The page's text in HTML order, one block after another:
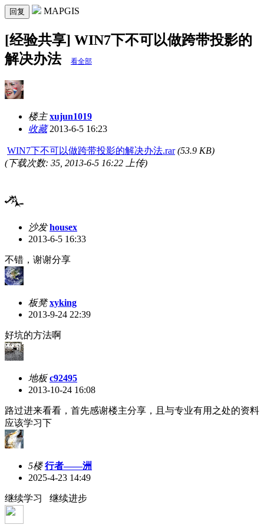
回复 MAPGIS
[经验共享] WIN7下不可以做跨带投影的
解决办法
看全部
楼主 xujun1019
收藏2013-6-5 16:23
WIN7下不可以做跨带投影的解决办法.rar (53.9 KB)
(下载次数: 35, 2013-6-5 16:22 上传)
沙发 housex
2013-6-5 16:33
不错，谢谢分享
板凳 xyking
2013-9-24 22:39
好坑的方法啊
地板 c92495
2013-10-24 16:08
路过进来看看，首先感谢楼主分享，且与专业有用之处的资料
应该学习下
5楼 行者——洲
2025-4-23 14:49
继续学习 继续进步